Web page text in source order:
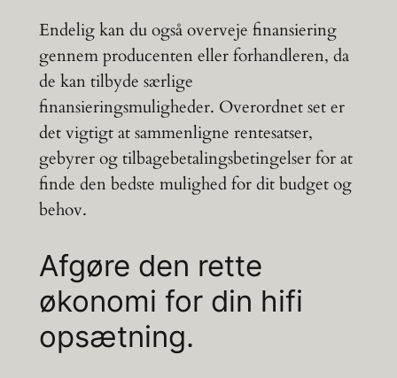
Endelig kan du også overveje finansiering
gennem producenten eller forhandleren, da
de kan tilbyde særlige
finansieringsmuligheder. Overordnet set er
det vigtigt at sammenligne rentesatser,
gebyrer og tilbagebetalingsbetingelser for at
finde den bedste mulighed for dit budget og
behov.
Afgøre den rette
økonomi for din hifi
opsætning.